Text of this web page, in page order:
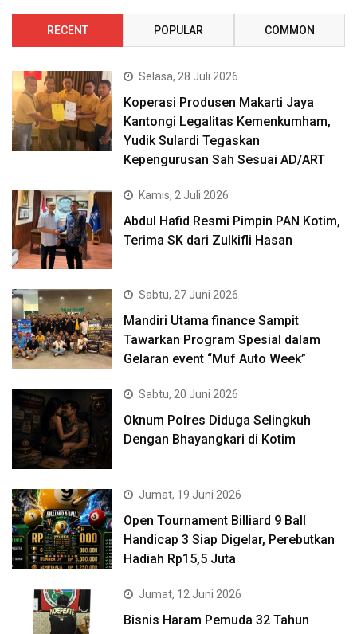
RECENT POPULAR COMMON
Selasa, 28 Juli 2026
Koperasi Produsen Makarti Jaya
Kantongi Legalitas Kemenkumham,
Yudik Sulardi Tegaskan
Kepengurusan Sah Sesuai AD/ART
Kamis, 2 Juli 2026
Abdul Hafid Resmi Pimpin PAN Kotim,
Terima SK dari Zulkifli Hasan
Sabtu, 27 Juni 2026
Mandiri Utama finance Sampit
Tawarkan Program Spesial dalam
Gelaran event “Muf Auto Week”
Sabtu, 20 Juni 2026
Oknum Polres Diduga Selingkuh
Dengan Bhayangkari di Kotim
Jumat, 19 Juni 2026
Open Tournament Billiard 9 Ball
Handicap 3 Siap Digelar, Perebutkan
Hadiah Rp15,5 Juta
Jumat, 12 Juni 2026
Bisnis Haram Pemuda 32 Tahun